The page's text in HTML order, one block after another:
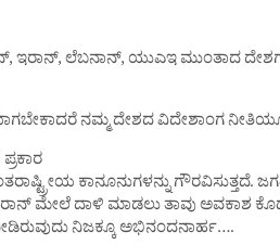
ಇರಾನ್, ಲೆಬನಾನ್, ಯುಎಇ ಮುಂತಾದ
ನಮ್ಮ ದೇಶದ ವಿದೇಶಾಂಗ
ಕಾನೂನುಗಳನ್ನು
ಮೇಲೆ ದಾಳಿ ಮಾಡಲು ತಾವು ಅವಕಾಶ
ನಿಜಕ್ಕೂ ಅಭಿನಂದನಾರ್ಹ….